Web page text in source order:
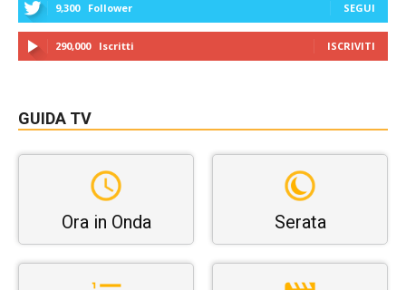
9,300 Follower SEGUI
290,000 Iscritti ISCRIVITI
GUIDA TV
Ora in Onda Serata